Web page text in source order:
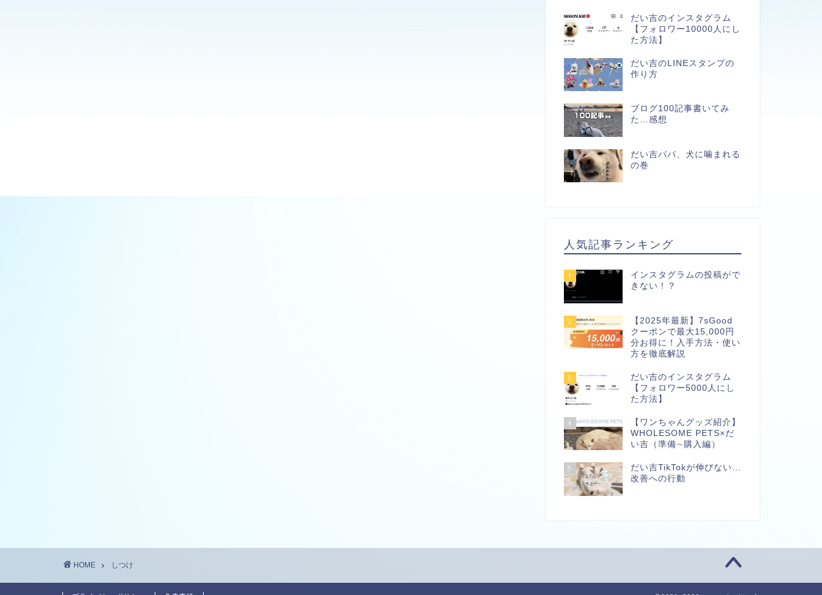
だい吉のインスタグラム
【フォロワー10000人にし
た方法】
だい吉のLINEスタンプの
作り方
ブログ100記事書いてみ
た…感想
だい吉パパ、犬に噛まれる
の巻
人気記事ランキング
1
インスタグラムの投稿がで
きない！？
2
【2025年最新】7sGood
クーポンで最大15,000円
分お得に！入手方法・使い
方を徹底解説
3
だい吉のインスタグラム
【フォロワー5000人にし
た方法】
4
【ワンちゃんグッズ紹介】
WHOLESOME PETS×だ
い吉（準備∼購入編）
5
だい吉TikTokが伸びない…
改善への行動
HOME しつけ